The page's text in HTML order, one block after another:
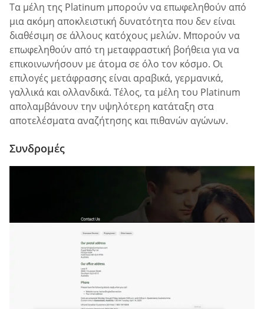
Τα μέλη της Platinum μπορούν να επωφεληθούν από
μια ακόμη αποκλειστική δυνατότητα που δεν είναι
διαθέσιμη σε άλλους κατόχους μελών. Μπορούν να
επωφεληθούν από τη μεταφραστική βοήθεια για να
επικοινωνήσουν με άτομα σε όλο τον κόσμο. Οι
επιλογές μετάφρασης είναι αραβικά, γερμανικά,
γαλλικά και ολλανδικά. Τέλος, τα μέλη του Platinum
απολαμβάνουν την υψηλότερη κατάταξη στα
αποτελέσματα αναζήτησης και πιθανών αγώνων.
Συνδρομές